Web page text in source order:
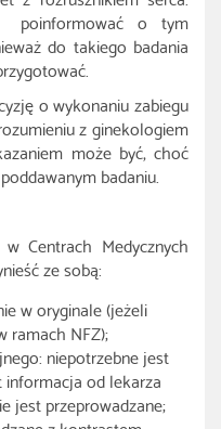
poinformować o tym
do takiego badania
o wykonaniu zabiegu
z ginekologiem
może być, choć
badaniu.
Centrach Medycznych
ze sobą:
w oryginale (jeżeli
ramach NFZ);
niepotrzebne jest
od lekarza
jest przeprowadzane;